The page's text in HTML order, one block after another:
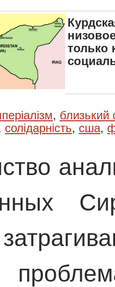
только
, близький
солідарність, сша,